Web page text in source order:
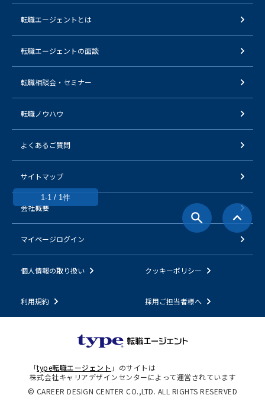
1-1 / 1件
転職エージェントとは
転職エージェントの面談
転職相談会・セミナー
転職ノウハウ
よくあるご質問
サイトマップ
会社概要
マイページログイン
個人情報の取り扱い クッキーポリシー
利用規約 採用ご担当者様へ
「type転職エージェント 」のサイトは
株式会社キャリアデザインセンターによって運営されています
© CAREER DESIGN CENTER CO.,LTD. ALL RIGHTS RESERVED